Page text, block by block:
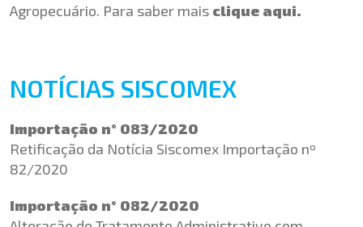
Agropecuário. Para saber mais clique aqui.
NOTÍCIAS SISCOMEX
Importação n° 083/2020
Retificação da Notícia Siscomex Importação nº
82/2020
Importação n° 082/2020